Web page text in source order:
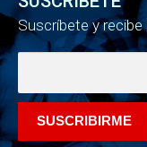
Suscríbete y